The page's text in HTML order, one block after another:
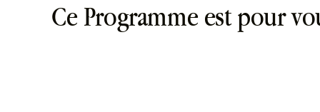
Ce Programme est pour